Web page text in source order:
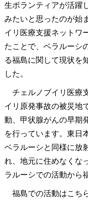
生ボランティアが活躍
みたいと思ったのが始
イリ医療支援ネットワ
たことで、ベラルーシ
る福島に関して現状を
した。
チェルノブイリ医療
イリ原発事故の被災地
動、甲状腺がんの早期
を行っています。東日
ベラルーシと同様に放
れ、地元に住めなくな
ラルーシでの活動から
福島での活動はこち